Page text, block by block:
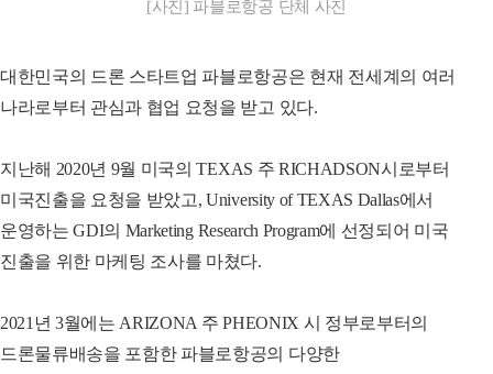
[사진] 파블로항공 단체 사진
대한민국의 드론 스타트업 파블로항공은 현재 전세계의 여러
나라로부터 관심과 협업 요청을 받고 있다.
지난해 2020년 9월 미국의 TEXAS 주 RICHADSON시로부터
미국진출을 요청을 받았고, University of TEXAS Dallas에서
운영하는 GDI의 Marketing Research Program에 선정되어 미국
진출을 위한 마케팅 조사를 마쳤다.
2021년 3월에는 ARIZONA 주 PHEONIX 시 정부로부터의
드론물류배송을 포함한 파블로항공의 다양한